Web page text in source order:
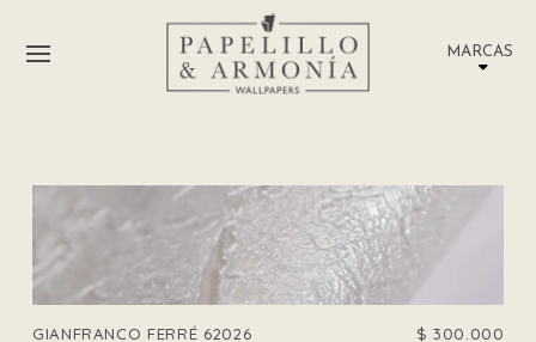
MARCAS
GIANFRANCO FERRÉ 62026 $ 300.000